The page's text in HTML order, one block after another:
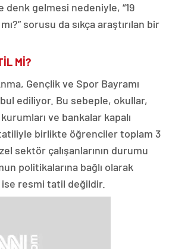
denk gelmesi nedeniyle, “19
sorusu da sıkça araştırılan bir
Mİ?
Gençlik ve Spor Bayramı
ediliyor. Bu sebeple, okullar,
ve bankalar kapalı
birlikte öğrenciler toplam 3
sektör çalışanlarının durumu
politikalarına bağlı olarak
ise resmi tatil değildir.